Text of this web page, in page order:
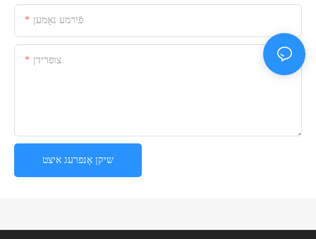
פֿירמע נאָמען
צופרידן
שיקן אָנפרעג איצט